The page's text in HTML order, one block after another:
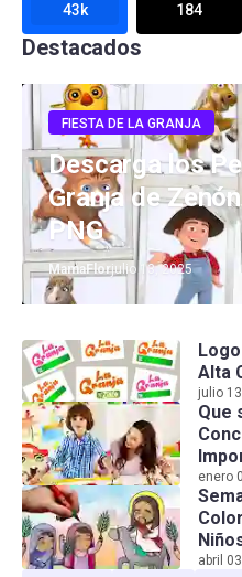
43k 184
Destacados
FIESTA DE LA GRANJA
Descarga los
Granja de
PNG
MamaFlorjulio 13, 2025
Alta
julio
Que
enero
abril